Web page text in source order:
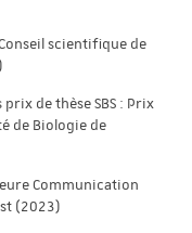
scientifique de
prix de thèse SBS : Prix
de Biologie de
Communication
(2023)